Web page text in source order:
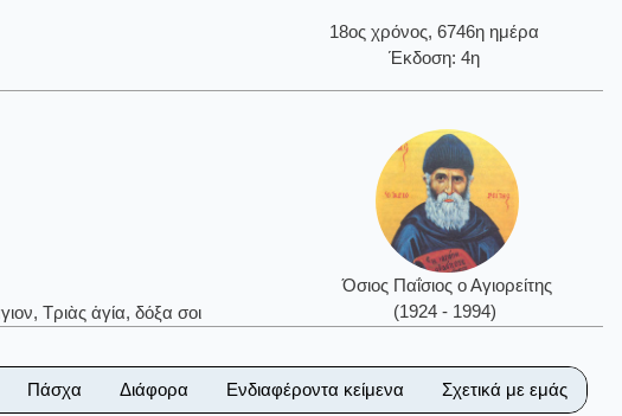
18ος χρόνος, 6746η ημέρα
Έκδοση: 4η
Τριὰς ἁγία, δόξα σοι
Όσιος Παΐσιος ο Αγιορείτης
(1924 - 1994)
Πάσχα Διάφορα Ενδιαφέροντα κείμενα Σχετικά με εμάς